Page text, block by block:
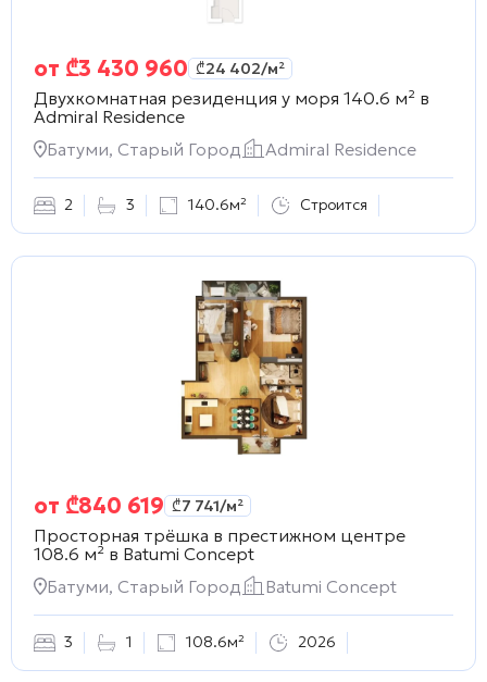
от ₾3 430 960 ₾24 402/м²
Двухкомнатная резиденция у моря 140.6 м² в
Admiral Residence
Батуми, Старый Город
Admiral Residence
2 3 140.6м² Строится
от ₾840 619 ₾7 741/м²
Просторная трёшка в престижном центре
108.6 м² в Batumi Concept
Батуми, Старый Город
Batumi Concept
3 1 108.6м² 2026